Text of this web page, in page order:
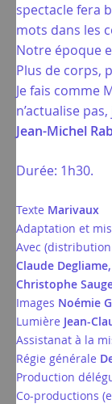
spectacle fera
mots dans les
Notre époque
Plus de corps,
Je fais comme
n’actualise
Jean-Michel
Durée: 1h30.
Texte Marivaux
Adaptation et
Avec
Claude
Christophe
Images Noémie
Lumière Jean-
Assistanat à la
Régie générale
Production
Co-productions